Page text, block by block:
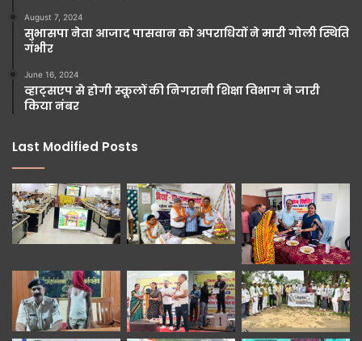
August 7, 2024
सुभासपा नेता आजाद पासवान को अपराधियों ने मारी गोली स्थिति
गंभीर
June 16, 2024
व्हाट्सएप से होगी स्कूलों की निगरानी शिक्षा विभाग ने जारी
किया नंबर
Last Modified Posts